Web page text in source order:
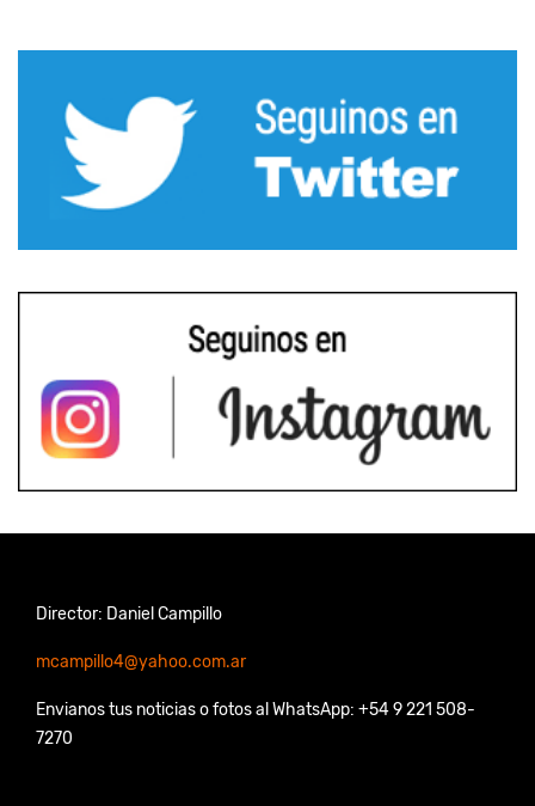
Director: Daniel Campillo
mcampillo4@yahoo.com.ar
Envianos tus noticias o fotos al WhatsApp: +54 9 221 508-
7270